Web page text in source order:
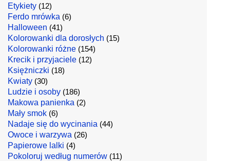
Etykiety (12)
Ferdo mrówka (6)
Halloween (41)
Kolorowanki dla dorosłych (15)
Kolorowanki różne (154)
Krecik i przyjaciele (12)
Księżniczki (18)
Kwiaty (30)
Ludzie i osoby (186)
Makowa panienka (2)
Mały smok (6)
Nadaje się do wycinania (44)
Owoce i warzywa (26)
Papierowe lalki (4)
Pokoloruj według numerów (11)